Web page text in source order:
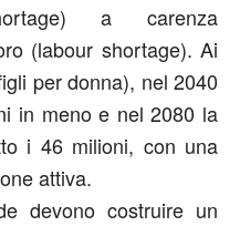
a carenza
(labour shortage). Ai
per donna), nel 2040
in meno e nel 2080 la
i 46 milioni, con una
attiva.
devono costruire un